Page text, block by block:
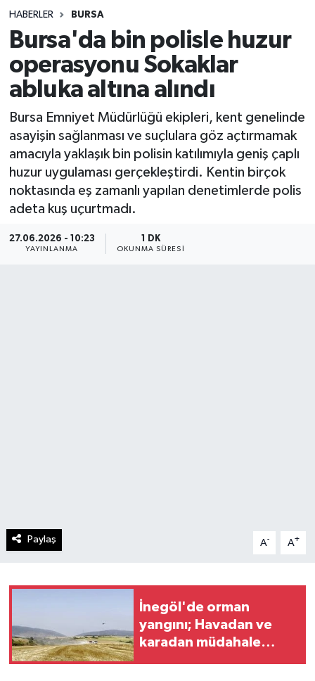
HABERLER BURSA
Bursa'da bin polisle huzur
operasyonu Sokaklar
abluka altına alındı
Bursa Emniyet Müdürlüğü ekipleri, kent genelinde
asayişin sağlanması ve suçlulara göz açtırmamak
amacıyla yaklaşık bin polisin katılımıyla geniş çaplı
huzur uygulaması gerçekleştirdi. Kentin birçok
noktasında eş zamanlı yapılan denetimlerde polis
adeta kuş uçurtmadı.
27.06.2026 - 10:23
YAYINLANMA
1 DK
OKUNMA SÜRESI
Paylaş A- A+
İnegöl'de orman
yangını; Havadan ve
karadan müdahale
Spor
Teknoloji
Yaşam